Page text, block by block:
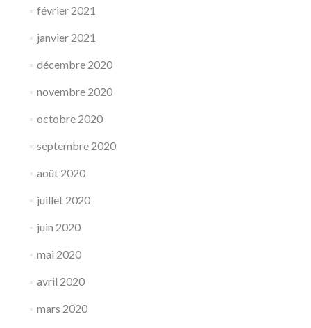
février 2021
janvier 2021
décembre 2020
novembre 2020
octobre 2020
septembre 2020
août 2020
juillet 2020
juin 2020
mai 2020
avril 2020
mars 2020